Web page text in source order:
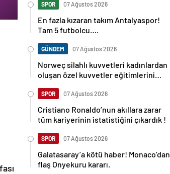
SPOR 07 Ağustos 2026
En fazla kızaran takım Antalyaspor!
Tam 5 futbolcu….
GÜNDEM 07 Ağustos 2026
Norweç silahlı kuvvetleri kadınlardan
oluşan özel kuvvetler eğitimlerini
SPOR 07 Ağustos 2026
Cristiano Ronaldo’nun akıllara zarar
tüm kariyerinin istatistiğini çıkardık !
SPOR 07 Ağustos 2026
Galatasaray’a kötü haber! Monaco’dan
flaş Onyekuru kararı.